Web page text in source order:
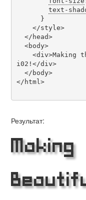
text-
i02!</div>
</html>
Результат: